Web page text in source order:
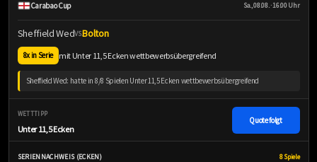
Carabao Cup Sa., 08.08. · 16:00 Uhr
Sheffield WedVS.Bolton
8x in Serie mit Unter 11,5 Ecken wettbewerbsübergreifend
Sheffield Wed: hatte in 8/8 Spielen Unter 11,5 Ecken wettbewerbsübergreifend
WETTTIPP
Unter 11,5 Ecken
Quote folgt
SERIENNACHWEIS (ECKEN) 8 Spiele